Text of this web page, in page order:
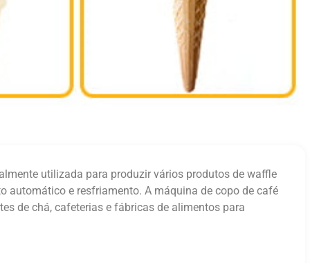
utilizada para produzir vários produtos de waffle
automático e resfriamento. A máquina de copo de café
de chá, cafeterias e fábricas de alimentos para